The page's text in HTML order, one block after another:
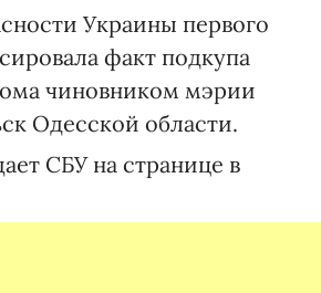
Украины первого
факт подкупа
чиновником мэрии
Одесской области.
СБУ на странице в